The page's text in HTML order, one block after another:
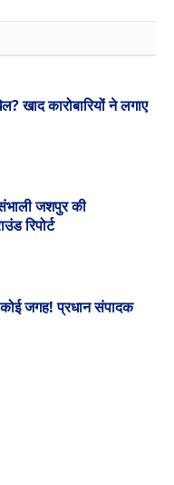
खाद कारोबारियों ने लगाए
जशपुर की
रिपोर्ट
जगह! प्रधान संपादक